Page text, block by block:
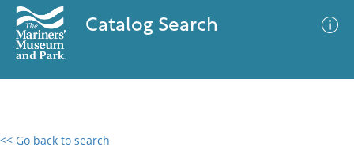
Catalog Search
<< Go back to search
0 results